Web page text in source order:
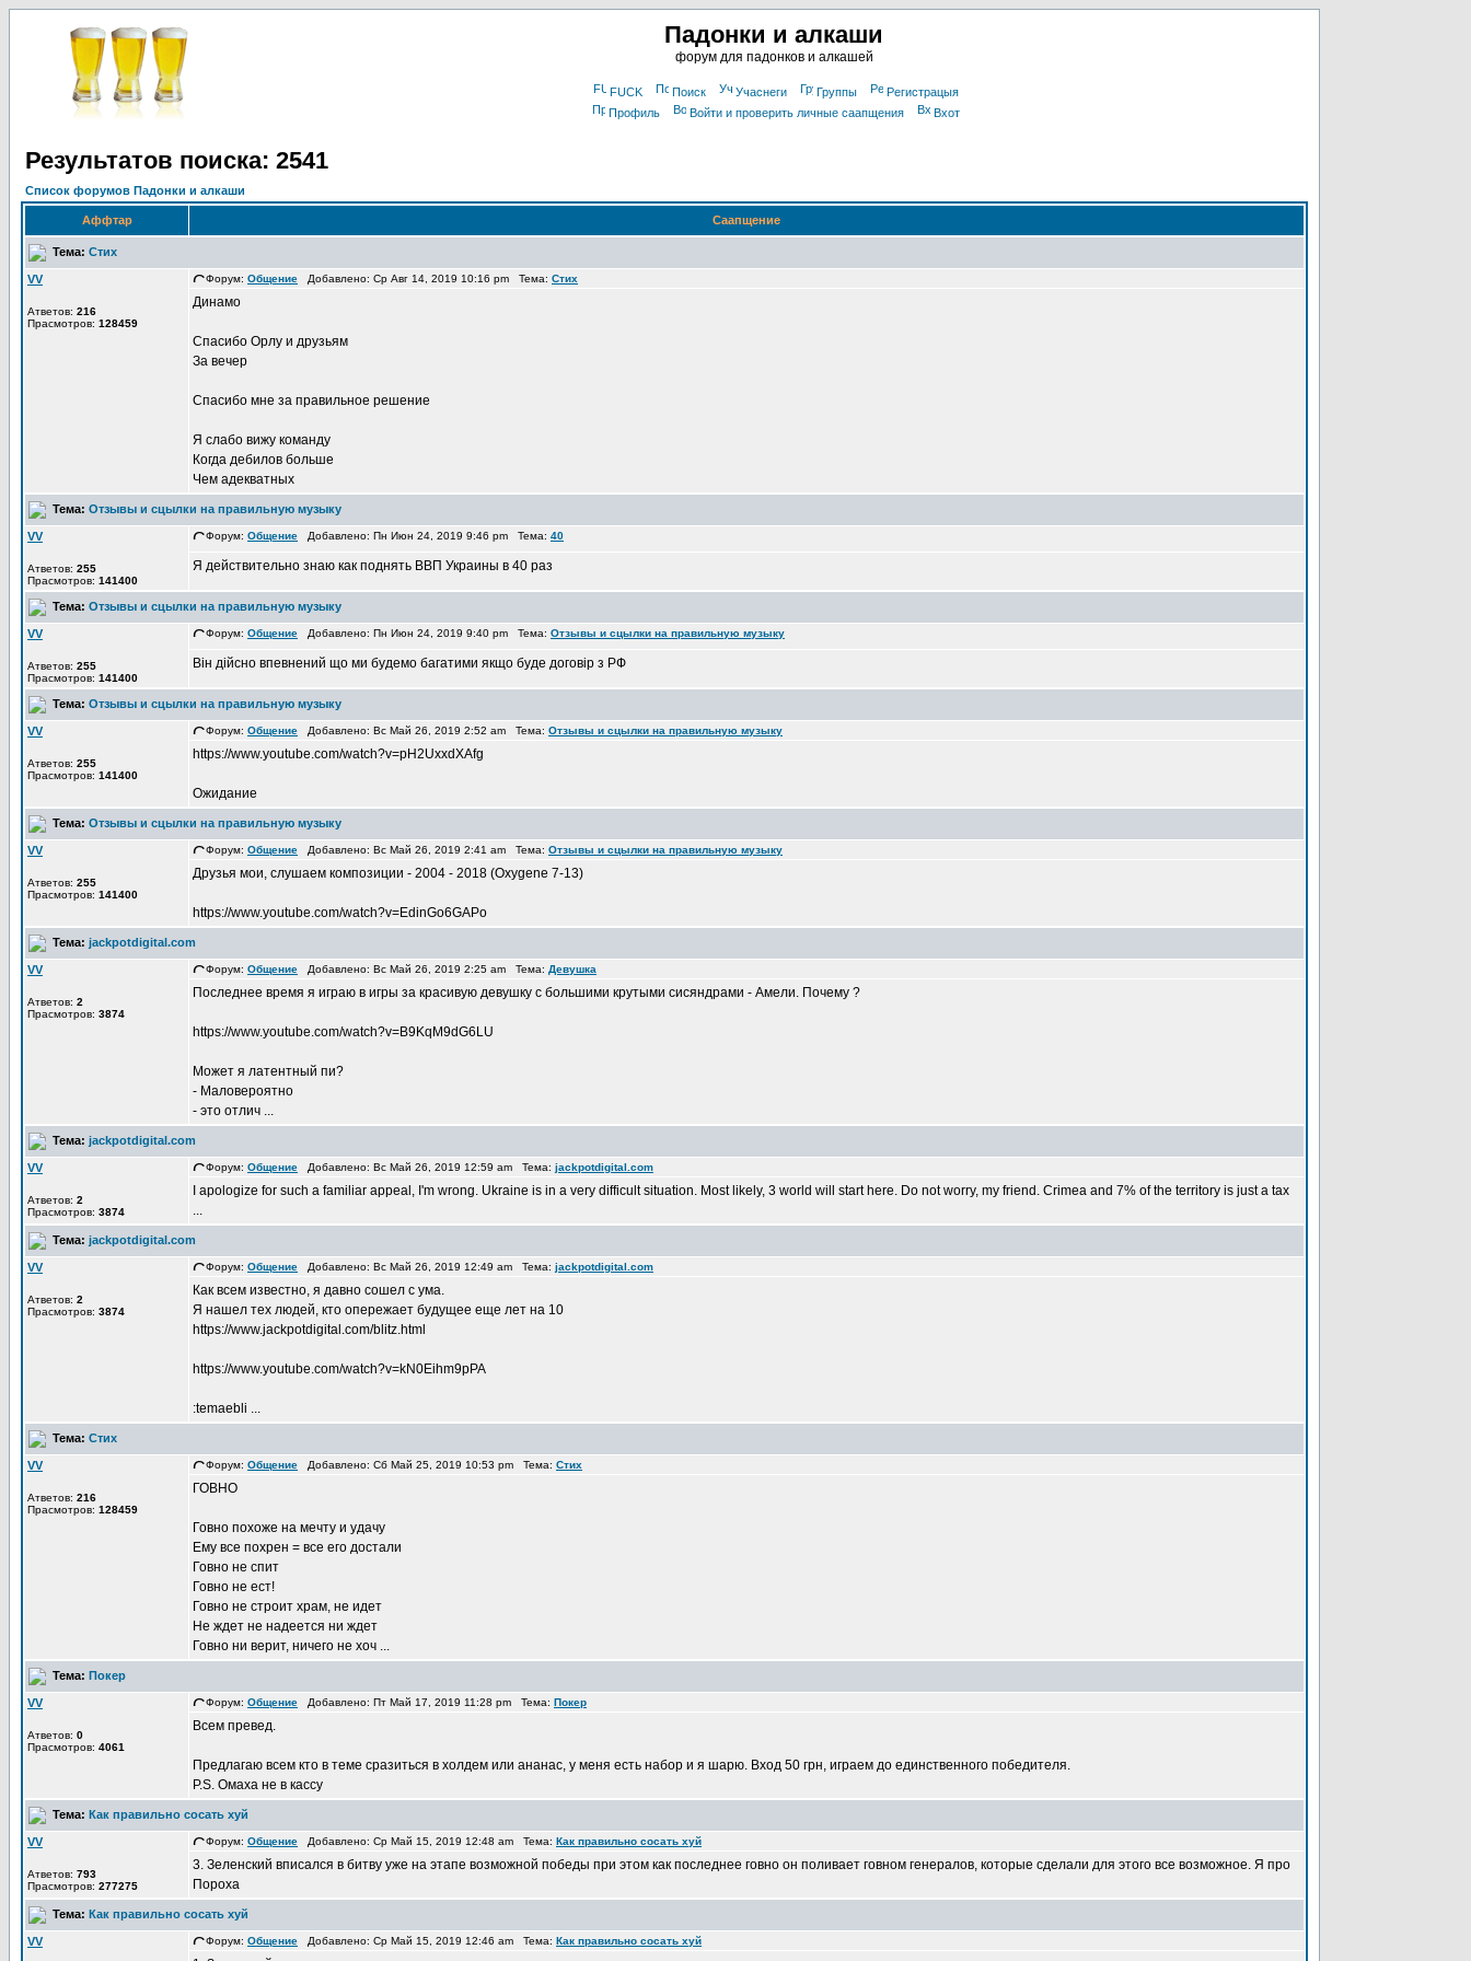
Падонки и алкаши
форум для падонков и алкашей
FUCK Поиск Учаснеги Группы
Регистрацыя
Профиль
Войти и проверить личные саапщения Вхот
Результатов поиска: 2541
Список форумов Падонки и алкаши
Аффтар Саапщение
Тема: Стих
VV
Атветов: 216
Прасмотров: 128459
Форум: Общение Добавлено: Ср Авг 14, 2019 10:16 pm Тема: Стих
Динамо
Спасибо Орлу и друзьям
За вечер
Спасибо мне за правильное решение
Я слабо вижу команду
Когда дебилов больше
Чем адекватных
Тема: Отзывы и сцылки на правильную музыку
VV
Атветов: 255
Прасмотров: 141400
Форум: Общение Добавлено: Пн Июн 24, 2019 9:46 pm Тема: 40
Я действительно знаю как поднять ВВП Украины в 40 раз
Тема: Отзывы и сцылки на правильную музыку
VV
Атветов: 255
Прасмотров: 141400
Форум: Общение Добавлено: Пн Июн 24, 2019 9:40 pm Тема: Отзывы и сцылки на правильную музыку
Він дійсно впевнений що ми будемо багатими якщо буде договір з РФ
Тема: Отзывы и сцылки на правильную музыку
VV
Атветов: 255
Прасмотров: 141400
Форум: Общение Добавлено: Вс Май 26, 2019 2:52 am Тема: Отзывы и сцылки на правильную музыку
https://www.youtube.com/watch?v=pH2UxxdXAfg
Ожидание
Тема: Отзывы и сцылки на правильную музыку
VV
Атветов: 255
Прасмотров: 141400
Форум: Общение Добавлено: Вс Май 26, 2019 2:41 am Тема: Отзывы и сцылки на правильную музыку
Друзья мои, слушаем композиции - 2004 - 2018 (Oxygene 7-13)
https://www.youtube.com/watch?v=EdinGo6GAPo
Тема: jackpotdigital.com
VV
Атветов: 2
Прасмотров: 3874
Форум: Общение Добавлено: Вс Май 26, 2019 2:25 am Тема: Девушка
Последнее время я играю в игры за красивую девушку с большими крутыми сисяндрами - Амели. Почему ?
https://www.youtube.com/watch?v=B9KqM9dG6LU
Может я латентный пи?
- Маловероятно
- это отлич ...
Тема: jackpotdigital.com
VV
Атветов: 2
Прасмотров: 3874
Форум: Общение Добавлено: Вс Май 26, 2019 12:59 am Тема: jackpotdigital.com
I apologize for such a familiar appeal, I'm wrong. Ukraine is in a very difficult situation. Most likely, 3 world will start here. Do not worry, my friend. Crimea and 7% of the territory is just a tax
...
Тема: jackpotdigital.com
VV
Атветов: 2
Прасмотров: 3874
Форум: Общение Добавлено: Вс Май 26, 2019 12:49 am Тема: jackpotdigital.com
Как всем известно, я давно сошел с ума.
Я нашел тех людей, кто опережает будущее еще лет на 10
https://www.jackpotdigital.com/blitz.html
https://www.youtube.com/watch?v=kN0Eihm9pPA
:temaebli ...
Тема: Стих
VV
Атветов: 216
Прасмотров: 128459
Форум: Общение Добавлено: Сб Май 25, 2019 10:53 pm Тема: Стих
ГОВНО
Говно похоже на мечту и удачу
Ему все похрен = все его достали
Говно не спит
Говно не ест!
Говно не строит храм, не идет
Не ждет не надеется ни ждет
Говно ни верит, ничего не хоч ...
Тема: Покер
VV
Атветов: 0
Прасмотров: 4061
Форум: Общение Добавлено: Пт Май 17, 2019 11:28 pm Тема: Покер
Всем превед.
Предлагаю всем кто в теме сразиться в холдем или ананас, у меня есть набор и я шарю. Вход 50 грн, играем до единственного победителя.
P.S. Омаха не в кассу
Тема: Как правильно сосать хуй
VV
Атветов: 793
Прасмотров: 277275
Форум: Общение Добавлено: Ср Май 15, 2019 12:48 am Тема: Как правильно сосать хуй
3. Зеленский вписался в битву уже на этапе возможной победы при этом как последнее говно он поливает говном генералов, которые сделали для этого все возможное. Я про
Пороха
Тема: Как правильно сосать хуй
VV Форум: Общение Добавлено: Ср Май 15, 2019 12:46 am Тема: Как правильно сосать хуй